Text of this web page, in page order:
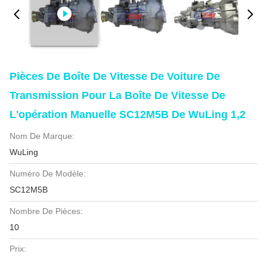
Pièces De Boîte De Vitesse De Voiture De
Transmission Pour La Boîte De Vitesse De
L'opération Manuelle SC12M5B De WuLing 1,2
Nom De Marque:
WuLing
Numéro De Modèle:
SC12M5B
Nombre De Pièces:
10
Prix: